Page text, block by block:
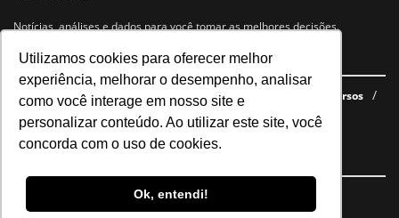
Utilizamos cookies para oferecer melhor
experiência, melhorar o desempenho, analisar
como você interage em nosso site e
personalizar conteúdo. Ao utilizar este site, você
concorda com o uso de cookies.
Ok, entendi!
Notícias, análises e dados para você tomar as melhores decisões.
Navegue no site
Últimas notícias Quem somos E-books gratuitos
Cursos
Política de privacidade